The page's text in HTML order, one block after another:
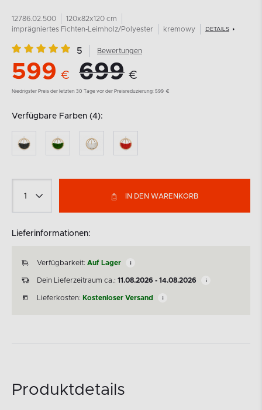
12786.02.500
120x82x120 cm
imprägniertes Fichten-Leimholz/Polyester
kremowy DETAILS
5 Bewertungen
599 € 699 €
Niedrigster Preis der letzten 30 Tage vor der Preisreduzierung: 599 €
Verfügbare Farben (4):
IN DEN WARENKORB
Lieferinformationen:
Verfügbarkeit: Auf Lager
Dein Lieferzeitraum ca.: 11.08.2026 - 14.08.2026
Lieferkosten: Kostenloser Versand
Produktdetails